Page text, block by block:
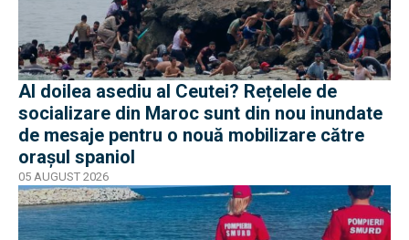
Al doilea asediu al Ceutei? Rețelele de
socializare din Maroc sunt din nou inundate
de mesaje pentru o nouă mobilizare către
orașul spaniol
05 AUGUST 2026